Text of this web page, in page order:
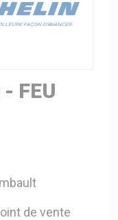
FEU
de vente